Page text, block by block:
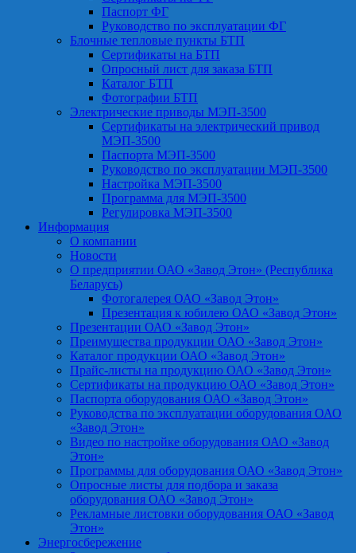
Паспорт ФГ
Руководство по эксплуатации ФГ
Блочные тепловые пункты БТП
Сертификаты на БТП
Опросный лист для заказа БТП
Каталог БТП
Фотографии БТП
Электрические приводы МЭП-3500
Сертификаты на электрический привод
МЭП-3500
Паспорта МЭП-3500
Руководство по эксплуатации МЭП-3500
Настройка МЭП-3500
Программа для МЭП-3500
Регулировка МЭП-3500
Информация
О компании
Новости
О предприятии ОАО «Завод Этон» (Республика
Беларусь)
Фотогалерея ОАО «Завод Этон»
Презентация к юбилею ОАО «Завод Этон»
Презентации ОАО «Завод Этон»
Преимущества продукции ОАО «Завод Этон»
Каталог продукции ОАО «Завод Этон»
Прайс-листы на продукцию ОАО «Завод Этон»
Сертификаты на продукцию ОАО «Завод Этон»
Паспорта оборудования ОАО «Завод Этон»
Руководства по эксплуатации оборудования ОАО
«Завод Этон»
Видео по настройке оборудования ОАО «Завод
Этон»
Программы для оборудования ОАО «Завод Этон»
Опросные листы для подбора и заказа
оборудования ОАО «Завод Этон»
Рекламные листовки оборудования ОАО «Завод
Этон»
Энергосбережение